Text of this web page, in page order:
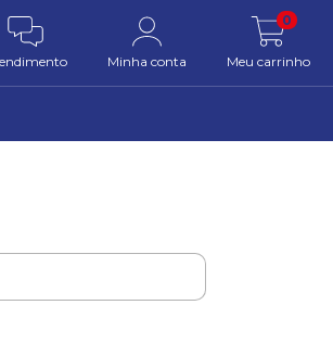
Minha conta Meu carrinho
0